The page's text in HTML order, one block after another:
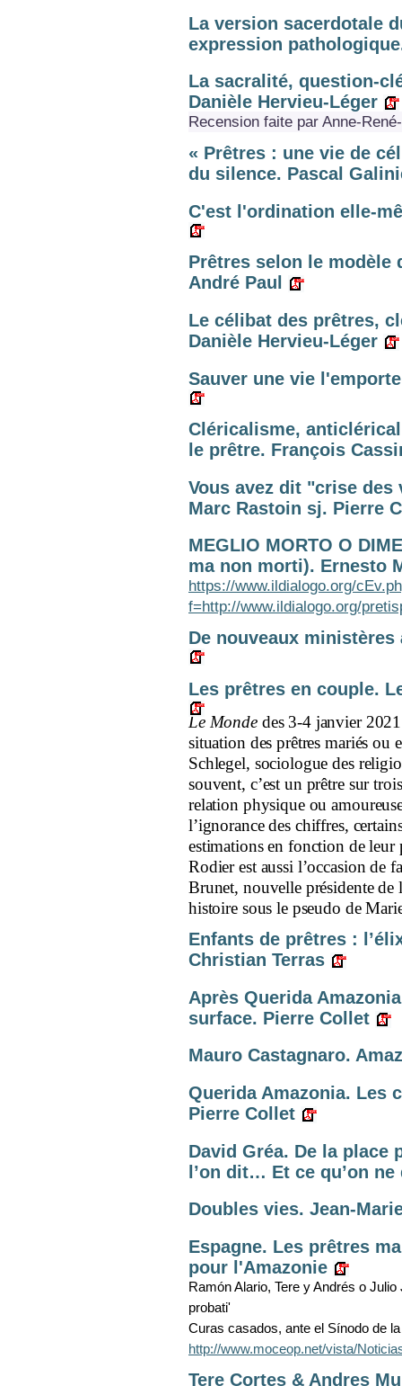
La version sacerdotale
expression
La sacralité, question-
Danièle Hervieu-Léger
Recension faite par Anne-
« Prêtres : une vie de
du silence. Pascal
C'est l'ordination elle-
Prêtres selon le modèle
André Paul
Le célibat des prêtres,
Danièle Hervieu-Léger
Sauver une vie
Cléricalisme,
le prêtre. François
Vous avez dit "crise
Marc Rastoin sj. Pierre
MEGLIO MORTO O
ma non morti). Ernesto
https://www.ildialogo.org/
f=http://www.ildialogo.org/
De nouveaux
Les prêtres en couple.
Le Monde des 3-4 janvier 2021
situation des prêtres mariés ou
Schlegel, sociologue des
souvent, c’est un prêtre sur
relation physique ou
l’ignorance des chiffres,
estimations en fonction de
Rodier est aussi l’occasion de
Brunet, nouvelle présidente de
histoire sous le pseudo de
Enfants de prêtres :
Christian Terras
Après Querida
surface. Pierre Collet
Mauro Castagnaro.
Querida Amazonia. Les
Pierre Collet
David Gréa. De la place
l’on dit… Et ce qu’on
Doubles vies. Jean-
Espagne. Les prêtres
pour l'Amazonie
Ramón Alario, Tere y Andrés o
probati'
Curas casados, ante el Sínodo de
http://www.moceop.net/vista/
Tere Cortes & Andres